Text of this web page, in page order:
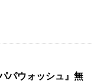
パウォッシュ』無